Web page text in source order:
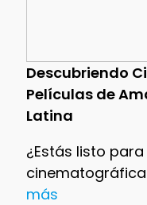
Descubriendo
Películas de
Latina
¿Estás listo
más